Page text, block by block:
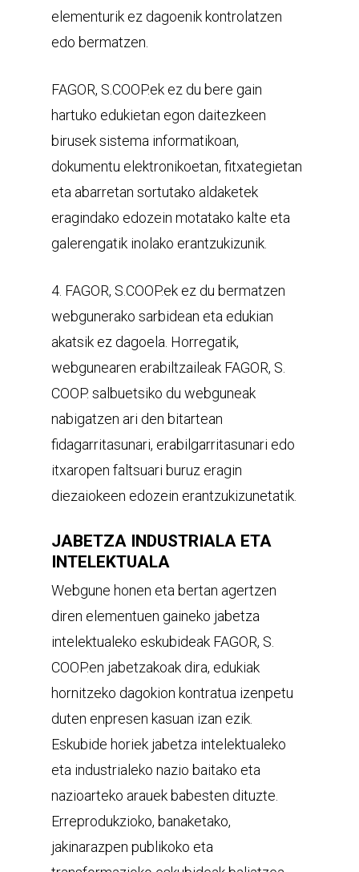
elementurik ez dagoenik kontrolatzen
edo bermatzen.
FAGOR, S.COOP.ek ez du bere gain
hartuko edukietan egon daitezkeen
birusek sistema informatikoan,
dokumentu elektronikoetan, fitxategietan
eta abarretan sortutako aldaketek
eragindako edozein motatako kalte eta
galerengatik inolako erantzukizunik.
4. FAGOR, S.COOP.ek ez du bermatzen
webgunerako sarbidean eta edukian
akatsik ez dagoela. Horregatik,
webgunearen erabiltzaileak FAGOR, S.
COOP. salbuetsiko du webguneak
nabigatzen ari den bitartean
fidagarritasunari, erabilgarritasunari edo
itxaropen faltsuari buruz eragin
diezaiokeen edozein erantzukizunetatik.
JABETZA INDUSTRIALA ETA
INTELEKTUALA
Webgune honen eta bertan agertzen
diren elementuen gaineko jabetza
intelektualeko eskubideak FAGOR, S.
COOP.en jabetzakoak dira, edukiak
hornitzeko dagokion kontratua izenpetu
duten enpresen kasuan izan ezik.
Eskubide horiek jabetza intelektualeko
eta industrialeko nazio baitako eta
nazioarteko arauek babesten dituzte.
Erreprodukzioko, banaketako,
jakinarazpen publikoko eta